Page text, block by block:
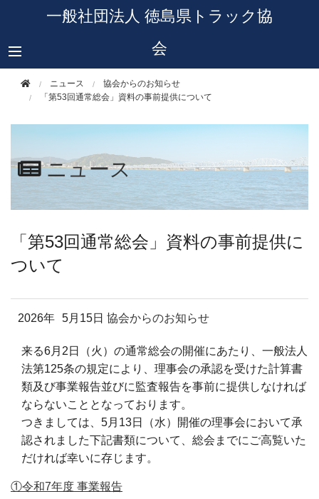
一般社団法人 徳島県トラック協
会
ニュース
協会からのお知らせ
「第53回通常総会」資料の事前提供について
ニュース
「第53回通常総会」資料の事前提供に
ついて
2026年 5月15日 協会からのお知らせ
来る6月2日（火）の通常総会の開催にあたり、一般法人
法第125条の規定により、理事会の承認を受けた計算書
類及び事業報告並びに監査報告を事前に提供しなければ
ならないこととなっております。
つきましては、5月13日（水）開催の理事会において承
認されました下記書類について、総会までにご高覧いた
だければ幸いに存じます。
①令和7年度 事業報告